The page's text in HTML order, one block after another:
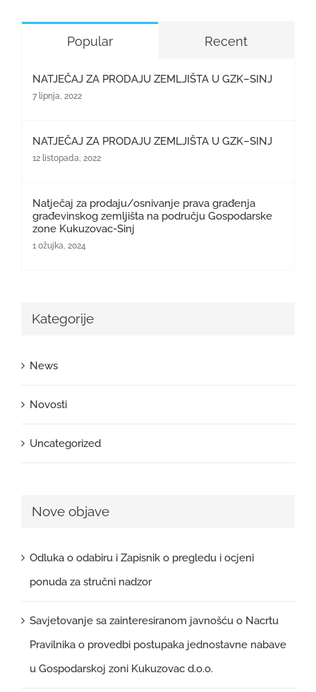
Popular Recent
NATJEČAJ ZA PRODAJU ZEMLJIŠTA U GZK–SINJ
7 lipnja, 2022
NATJEČAJ ZA PRODAJU ZEMLJIŠTA U GZK–SINJ
12 listopada, 2022
Natječaj za prodaju/osnivanje prava građenja
građevinskog zemljišta na području Gospodarske
zone Kukuzovac-Sinj
1 ožujka, 2024
Kategorije
News
Novosti
Uncategorized
Nove objave
Odluka o odabiru i Zapisnik o pregledu i ocjeni
ponuda za stručni nadzor
Savjetovanje sa zainteresiranom javnošću o Nacrtu
Pravilnika o provedbi postupaka jednostavne nabave
u Gospodarskoj zoni Kukuzovac d.o.o.